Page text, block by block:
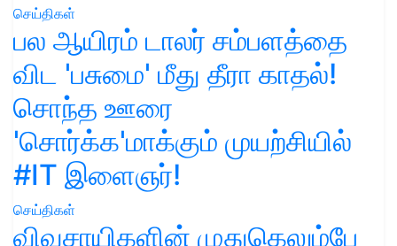
செய்திகள்
பல ஆயிரம் டாலர் சம்பளத்தை
விட 'பசுமை' மீது தீரா காதல்!
சொந்த ஊரை
'சொர்க்க'மாக்கும் முயற்சியில்
#IT இளைஞர்!
செய்திகள்
விவசாயிகளின் முதுகெலும்பே